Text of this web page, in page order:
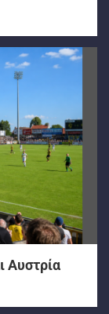
Αυστρία